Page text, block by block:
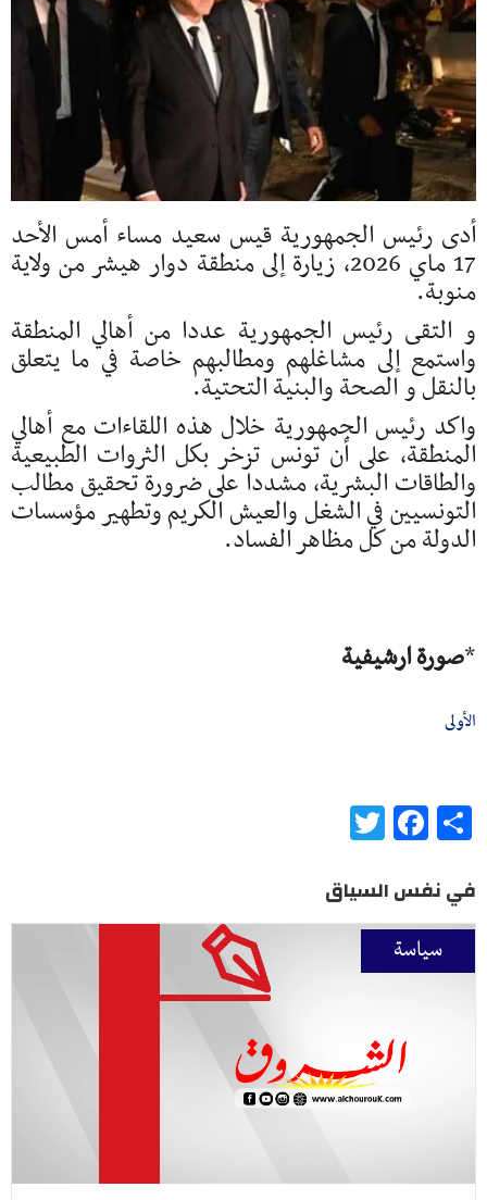
أدى رئيس الجمهورية قيس سعيد مساء أمس الأحد
17 ماي 2026، زيارة إلى منطقة دوار هيشر من ولاية
منوبة.
و التقى رئيس الجمهورية عددا من أهالي المنطقة
واستمع إلى مشاغلهم ومطالبهم خاصة في ما يتعلق
بالنقل و الصحة والبنية التحتية.
واكد رئيس الجمهورية خلال هذه اللقاءات مع أهالي
المنطقة، على أن تونس تزخر بكل الثروات الطبيعية
والطاقات البشرية، مشددا على ضرورة تحقيق مطالب
التونسيين في الشغل والعيش الكريم وتطهير مؤسسات
الدولة من كل مظاهر الفساد.
*صورةارشيفية
الأولى
Share
Facebook
في نفس السياق
سياسة